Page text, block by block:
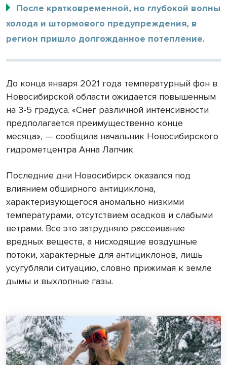
После кратковременной, но глубокой волны
холода и штормового предупреждения, в
регион пришло долгожданное потепление.
До конца января 2021 года температурный фон в
Новосибирской области ожидается повышенным
на 3-5 градуса. «Снег различной интенсивности
предполагается преимущественно конце
месяца», — сообщила начальник Новосибирского
гидрометцентра Анна Лапчик.
Последние дни Новосибирск оказался под
влиянием обширного антициклона,
характеризующегося аномально низкими
температурами, отсутствием осадков и слабыми
ветрами. Все это затрудняло рассеивание
вредных веществ, а нисходящие воздушные
потоки, характерные для антициклонов, лишь
усугубляли ситуацию, словно прижимая к земле
дымы и выхлопные газы.